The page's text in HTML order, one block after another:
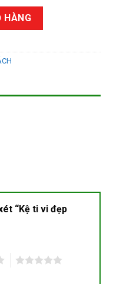
HÀNG
“Kệ ti vi đẹp